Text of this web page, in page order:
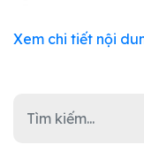
Xem chi tiết nội